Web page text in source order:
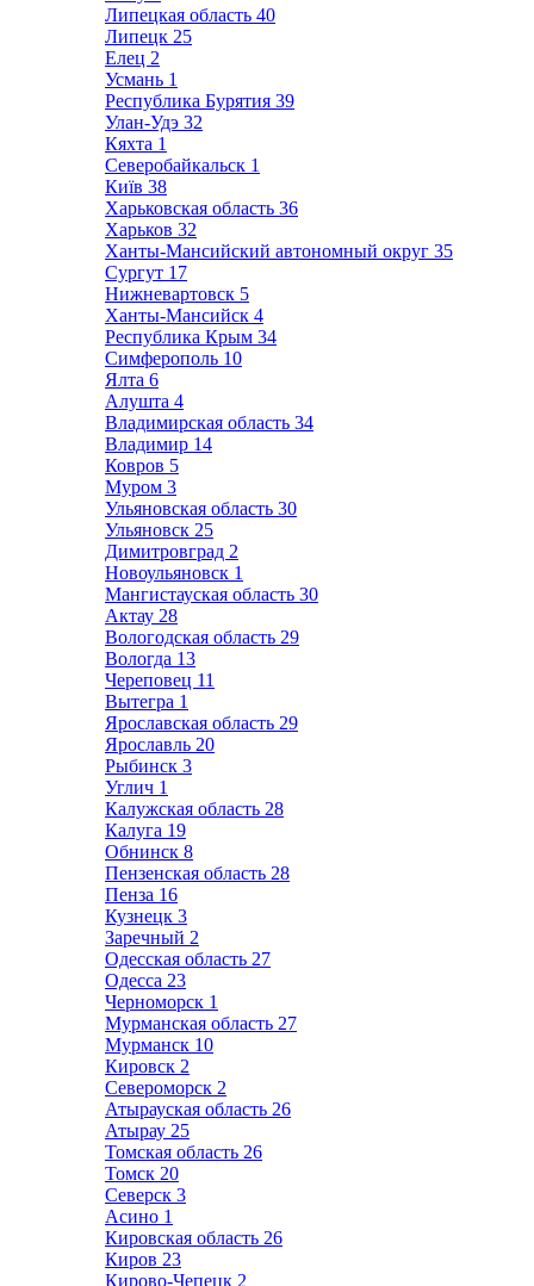
Липецкая область 40
Липецк 25
Елец 2
Усмань 1
Республика Бурятия 39
Улан-Удэ 32
Кяхта 1
Северобайкальск 1
Київ 38
Харьковская область 36
Харьков 32
Ханты-Мансийский автономный округ 35
Сургут 17
Нижневартовск 5
Ханты-Мансийск 4
Республика Крым 34
Симферополь 10
Ялта 6
Алушта 4
Владимирская область 34
Владимир 14
Ковров 5
Муром 3
Ульяновская область 30
Ульяновск 25
Димитровград 2
Новоульяновск 1
Мангистауская область 30
Актау 28
Вологодская область 29
Вологда 13
Череповец 11
Вытегра 1
Ярославская область 29
Ярославль 20
Рыбинск 3
Углич 1
Калужская область 28
Калуга 19
Обнинск 8
Пензенская область 28
Пенза 16
Кузнецк 3
Заречный 2
Одесская область 27
Одесса 23
Черноморск 1
Мурманская область 27
Мурманск 10
Кировск 2
Североморск 2
Атырауская область 26
Атырау 25
Томская область 26
Томск 20
Северск 3
Асино 1
Кировская область 26
Киров 23
Кирово-Чепецк 2